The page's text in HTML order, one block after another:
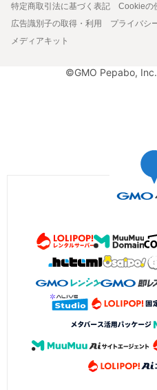
特定商取引法に基づく表記
Cookieの
広告識別子の取得・利用
プライバシ
メディアキット
©GMO Pepabo,